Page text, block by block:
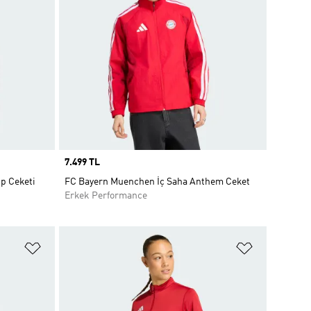
Ceketi
Price
7.499 TL
FC Bayern Muenchen İç Saha Anthem Ceket
Erkek Performance
Favori Listesine Ekle